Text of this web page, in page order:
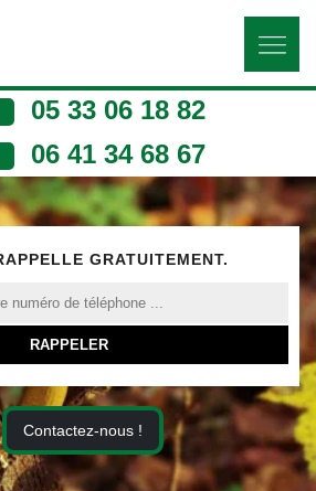
05 33 06 18 82
06 41 34 68 67
GRATUITEMENT.
Contactez-nous !